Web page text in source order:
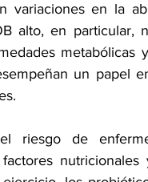
variaciones en la
alto, en particular,
metabólicas
un papel
riesgo de